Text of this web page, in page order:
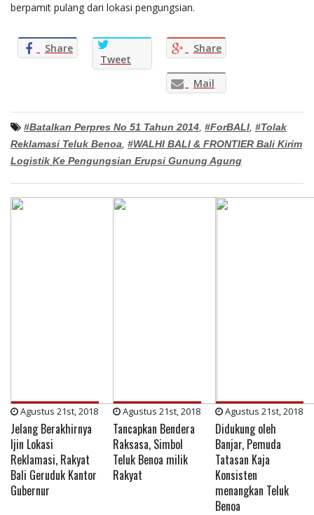
berpamit pulang dari lokasi pengungsian.
Share
Tweet
Share
Mail
#Batalkan Perpres No 51 Tahun 2014, #ForBALI, #Tolak
Reklamasi Teluk Benoa, #WALHI BALI & FRONTIER Bali Kirim
Logistik Ke Pengungsian Erupsi Gunung Agung
Agustus 21st, 2018
Jelang Berakhirnya
Ijin Lokasi
Reklamasi, Rakyat
Bali Geruduk Kantor
Gubernur
Agustus 21st, 2018
Tancapkan Bendera
Raksasa, Simbol
Teluk Benoa milik
Rakyat
Agustus 21st, 2018
Didukung oleh
Banjar, Pemuda
Tatasan Kaja
Konsisten
menangkan Teluk
Benoa